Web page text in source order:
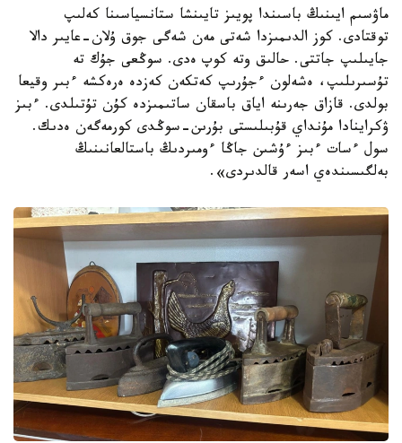
ماۋسىم ايىنىڭ باسىندا پويىز تايىنشا ستانسياسىنا كەلىپ
توقتادى. كوز الدىمىزدا شەتى مەن شەگى جوق ۇلان-عايىر دالا
جايىلىپ جاتتى. حالىق وتە كوپ ەدى. سوڭعى جۇك تە
تۇسىرىلىپ، ەشەلون ءجۇرىپ كەتكەن كەزدە ەرەكشە ءبىر وقيعا
بولدى. قازاق جەرىنە اياق باسقان ساتىمىزدە كۇن تۇتىلدى. ءبىز
ۋكراينادا مۇنداي قۇبىلىستى بۇرىن-سوڭدى كورمەگەن ەدىك.
سول ءسات ءبىز ءۇشىن جاڭا ءومىردىڭ باستالعانىنىڭ
بەلگىسىندەي اسەر قالدىردى».